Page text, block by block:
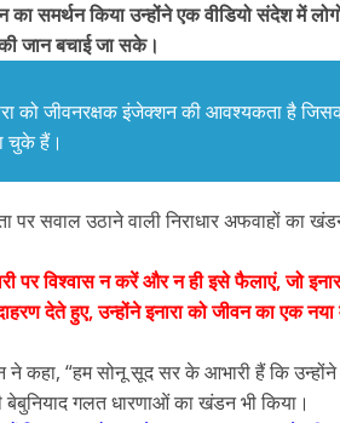
समर्थन किया उन्होंने एक वीडियो संदेश में
जान बचाई जा सके।
को जीवनरक्षक इंजेक्शन की आवश्यकता है
चुके हैं।
पर सवाल उठाने वाली निराधार अफवाहों का
पर विश्वास न करें और न ही इसे फैलाएं, जो
देते हुए, उन्होंने इनारा को जीवन का एक
ने कहा, “हम सोनू सूद सर के आभारी हैं कि
गलत धारणाओं का खंडन भी किया।